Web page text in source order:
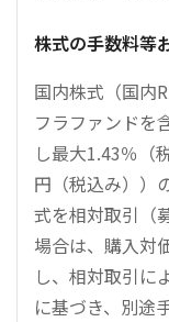
株式の手数料等
国内株式（国内
フラファンドを
し最大1.43％（
円（税込み））
式を相対取引（
場合は、購入対
し、相対取引に
に基づき、別途